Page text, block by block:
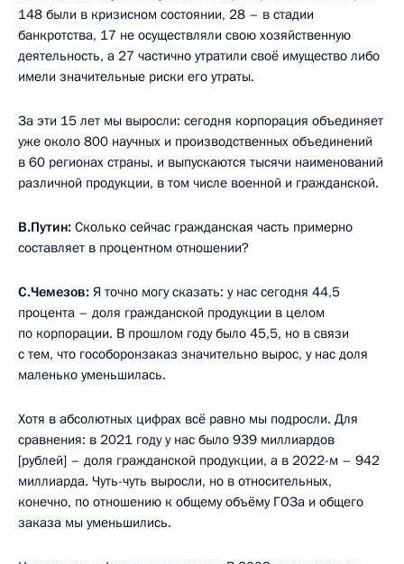
148 были в кризисном состоянии, 28 – в стадии
банкротства, 17 не осуществляли свою хозяйственную
деятельность, а 27 частично утратили своё имущество либо
имели значительные риски его утраты.
За эти 15 лет мы выросли: сегодня корпорация объединяет
уже около 800 научных и производственных объединений
в 60 регионах страны, и выпускаются тысячи наименований
различной продукции, в том числе военной и гражданской.
В.Путин: Сколько сейчас гражданская часть примерно
составляет в процентном отношении?
С.Чемезов: Я точно могу сказать: у нас сегодня 44,5
процента – доля гражданской продукции в целом
по корпорации. В прошлом году было 45,5, но в связи
с тем, что гособоронзаказ значительно вырос, у нас доля
маленько уменьшилась.
Хотя в абсолютных цифрах всё равно мы подросли. Для
сравнения: в 2021 году у нас было 939 миллиардов
[рублей] – доля гражданской продукции, а в 2022-м – 942
миллиарда. Чуть-чуть выросли, но в относительных,
конечно, по отношению к общему объёму ГОЗа и общего
заказа мы уменьшились.